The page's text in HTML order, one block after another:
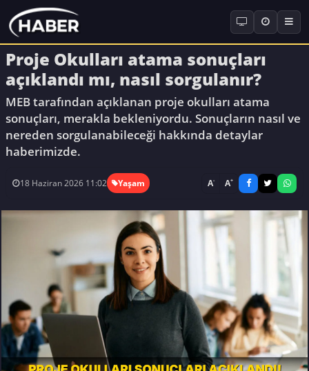
Proje Okulları atama sonuçları
açıklandı mı, nasıl sorgulanır?
MEB tarafından açıklanan proje okulları atama
sonuçları, merakla bekleniyordu. Sonuçların nasıl ve
nereden sorgulanabileceği hakkında detaylar
haberimizde.
18 Haziran 2026 11:02 Yaşam A- A+